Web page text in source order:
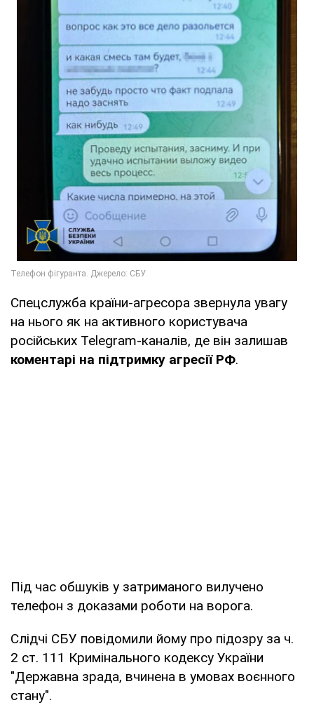
Спецслужба країни-агресора звернула увагу
на нього як на активного користувача
російських Telegram-каналів, де він залишав
коментарі на підтримку агресії РФ.
Під час обшуків у затриманого вилучено
телефон з доказами роботи на ворога.
Слідчі СБУ повідомили йому про підозру за ч.
2 ст. 111 Кримінального кодексу України
"Державна зрада, вчинена в умовах воєнного
стану".